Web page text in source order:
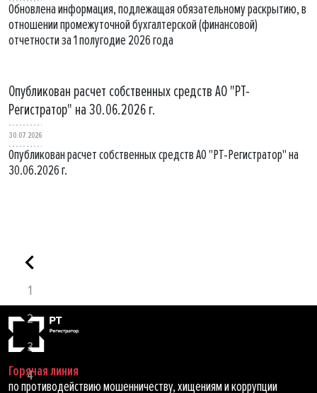
Обновлена информация, подлежащая обязательному раскрытию, в
отношении промежуточной бухгалтерской (финансовой)
отчетности за 1 полугодие 2026 года
Опубликован расчет собственных средств АО "РТ-
Регистратор" на 30.06.2026 г.
30.07.2026
Опубликован расчет собственных средств АО "РТ-Регистратор" на
30.06.2026 г.
1
2
3
4
Горячая линия
по противодействию мошенничеству, хищениям и коррупции